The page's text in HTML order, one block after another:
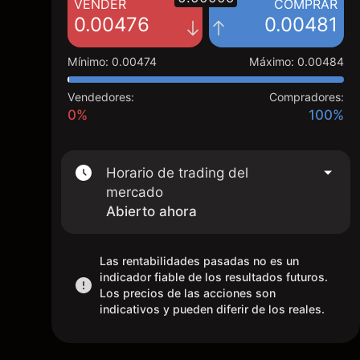
VENDER
0.00476
COMPRAR
0.00481
Mínimo: 0.00474 Máximo: 0.00484
Vendedores:
0%
Compradores:
100%
Horario de trading del
mercado
Abierto ahora
Las rentabilidades pasadas no es un
indicador fiable de los resultados futuros.
Los precios de las acciones son
indicativos y pueden diferir de los reales.